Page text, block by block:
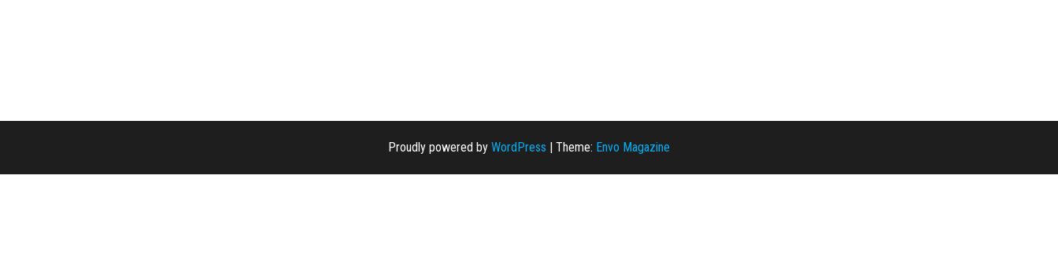
Proudly powered by WordPress | Theme: Envo Magazine